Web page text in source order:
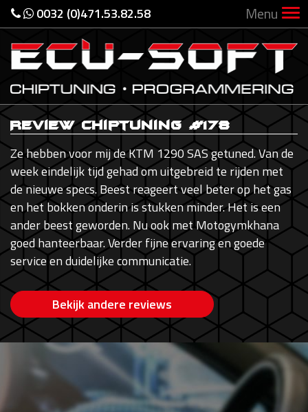
0032 (0)471.53.82.58 Menu
Review Chiptuning #178
Ze hebben voor mij de KTM 1290 SAS getuned. Van de
week eindelijk tijd gehad om uitgebreid te rijden met
de nieuwe specs. Beest reageert veel beter op het gas
en het bokken onderin is stukken minder. Het is een
ander beest geworden. Nu ook met Motogymkhana
goed hanteerbaar. Verder fijne ervaring en goede
service en duidelijke communicatie.
Bekijk andere reviews